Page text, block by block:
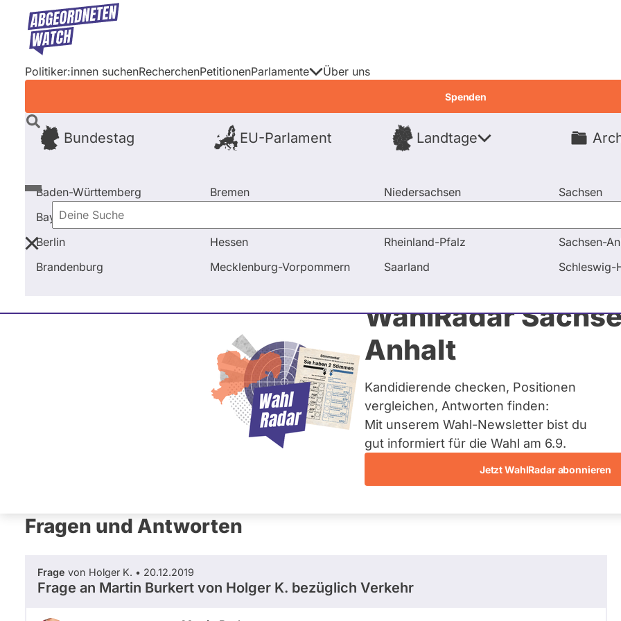
Direkt
Inhalt
Politiker:innen suchenRecherchenPetitionenParlamente
Bundestag EU-Parlament Landtage
Baden-Württemberg
Bayern
Berlin
Brandenburg
Bremen
Hessen
Mecklenburg-Vorpommern
Niedersachsen
Rheinland-Pfalz
Saarland
Sachsen
Sachsen-
Schleswig-
Über uns
Spenden
Deine
Suche
WahlRadar
Anhalt
Kandidierende checken, Positionen
vergleichen, Antworten finden:
Mit unserem Wahl-Newsletter bist du
gut informiert für die Wahl am 6.9.
Jetzt WahlRadar abonnieren
Startseite Frage stellen Martin Burkert
Martin Burkert
Dieser Politiker hat kein aktuelles und kein zukünftiges
Mandat und keine Direktandidatur auf Landes-, Bundes-
oder EU-Ebene. Mögliche Kandidaturen über eine
Wahlliste werden bei uns nicht erfasst.
Fragen und Antworten
Frage von Holger K. • 20.12.2019
Frage an Martin Burkert von Holger K. bezüglich Verkehr